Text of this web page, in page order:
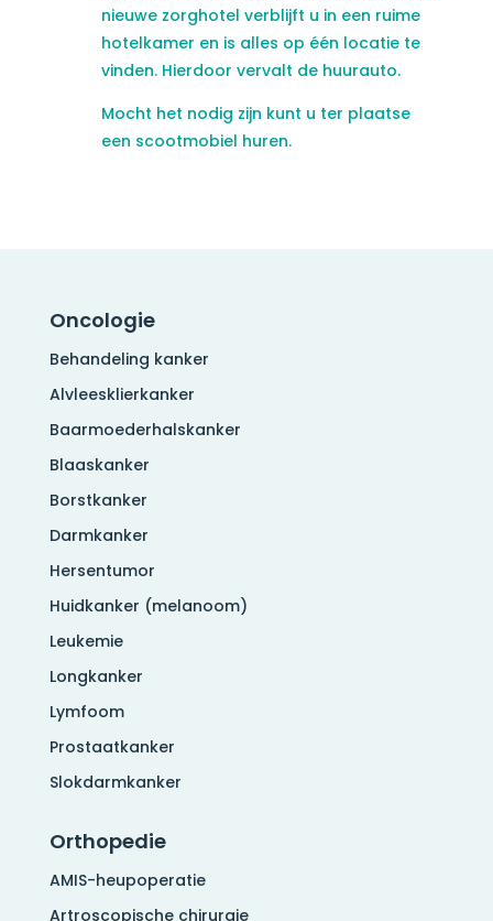
nieuwe zorghotel verblijft u in een ruime
hotelkamer en is alles op één locatie te
vinden. Hierdoor vervalt de huurauto.
Mocht het nodig zijn kunt u ter plaatse
een scootmobiel huren.
Oncologie
Behandeling kanker
Alvleesklierkanker
Baarmoederhalskanker
Blaaskanker
Borstkanker
Darmkanker
Hersentumor
Huidkanker (melanoom)
Leukemie
Longkanker
Lymfoom
Prostaatkanker
Slokdarmkanker
Orthopedie
AMIS-heupoperatie
Artroscopische chirurgie